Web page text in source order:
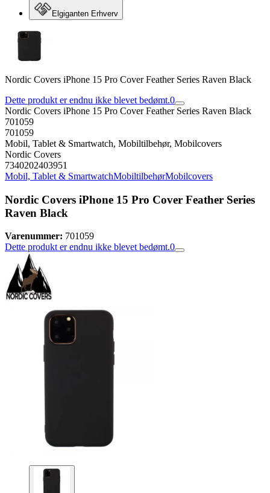
Elgiganten Erhverv
Nordic Covers iPhone 15 Pro Cover Feather Series Raven Black
Dette produkt er endnu ikke blevet bedømt.0
Nordic Covers iPhone 15 Pro Cover Feather Series Raven Black
701059
701059
Mobil, Tablet & Smartwatch, Mobiltilbehør, Mobilcovers
Nordic Covers
7340202403951
Mobil, Tablet & SmartwatchMobiltilbehørMobilcovers
Nordic Covers iPhone 15 Pro Cover Feather Series
Raven Black
Varenummer: 701059
Dette produkt er endnu ikke blevet bedømt.0